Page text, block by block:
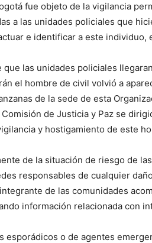
fue objeto de la vigilancia
a las unidades policiales que
e identificar a este individuo,
que las unidades policiales
el hombre de civil volvió a
de la sede de esta
de Justicia y Paz se
y hostigamiento de este
de la situación de riesgo de
responsables de cualquier
de las comunidades
información relacionada con
esporádicos o de agentes